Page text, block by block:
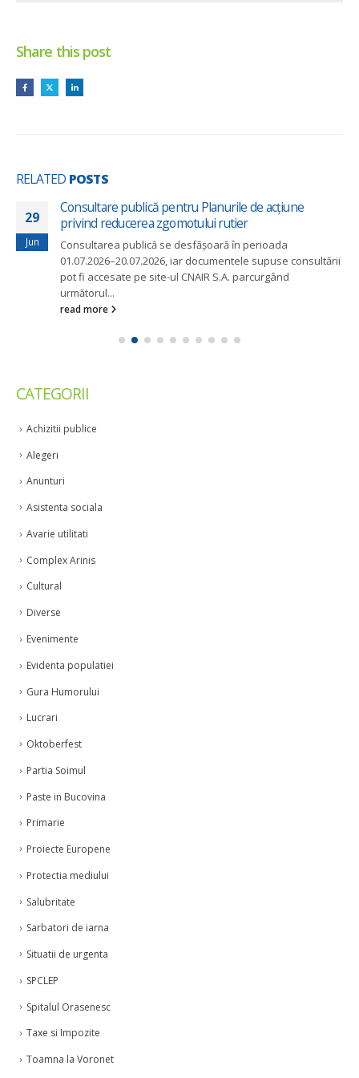
Share this post
RELATED POSTS
29
Jun
Consultare publică pentru Planurile de acțiune
privind reducerea zgomotului rutier
Consultarea publică se desfășoară în perioada
01.07.2026–20.07.2026, iar documentele supuse consultării
pot fi accesate pe site-ul CNAIR S.A. parcurgând
următorul...
read more
CATEGORII
Achizitii publice
Alegeri
Anunturi
Asistenta sociala
Avarie utilitati
Complex Arinis
Cultural
Diverse
Evenimente
Evidenta populatiei
Gura Humorului
Lucrari
Oktoberfest
Partia Soimul
Paste in Bucovina
Primarie
Proiecte Europene
Protectia mediului
Salubritate
Sarbatori de iarna
Situatii de urgenta
SPCLEP
Spitalul Orasenesc
Taxe si Impozite
Toamna la Voronet